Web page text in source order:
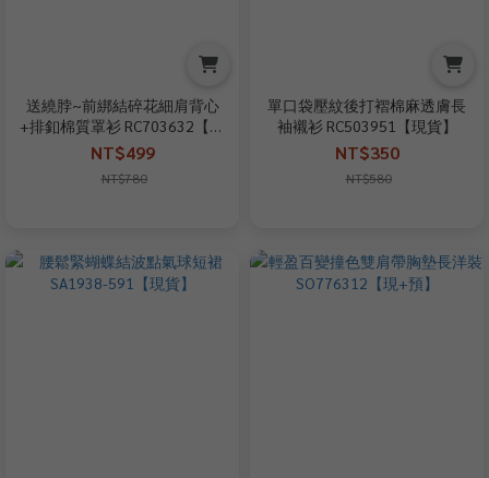
送繞脖~前綁結碎花細肩背心
+排釦棉質罩衫 RC703632【現
+預】
NT$499
NT$780
單口袋壓紋後打褶棉麻透膚長
袖襯衫 RC503951【現貨】
NT$350
NT$580